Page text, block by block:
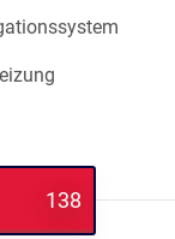
138